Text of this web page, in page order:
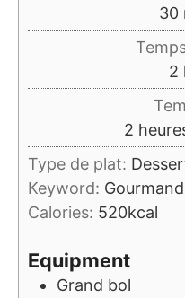
30
2
2 heures
Type de plat:
Keyword: Gourmand
Calories: 520kcal
Equipment
Grand bol